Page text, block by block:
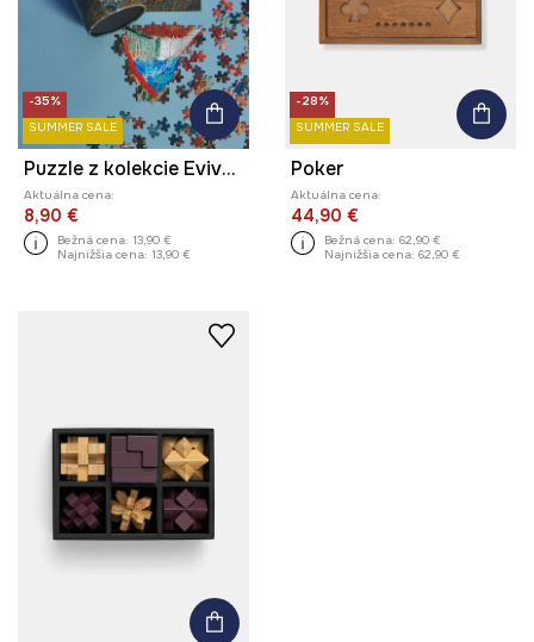
-35%
SUMMER SALE
Puzzle z kolekcie Eviva L'arte
Aktuálna cena:
8,90 €
Bežná cena: 13,90 €
Najnižšia cena: 13,90 €
-28%
SUMMER SALE
Poker
Aktuálna cena:
44,90 €
Bežná cena: 62,90 €
Najnižšia cena: 62,90 €